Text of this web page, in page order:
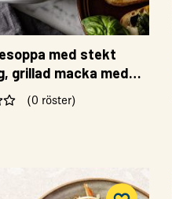
med stekt
grillad macka med
(0 röster)